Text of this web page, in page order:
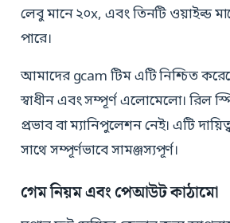
লেবু মানে ২০x, এবং তিনটি ওয়াইল্ড
পারে।
আমাদের gcam টিম এটি নিশ্চিত
স্বাধীন এবং সম্পূর্ণ এলোমেলো। রিল
প্রভাব বা ম্যানিপুলেশন নেই। এটি
সাথে সম্পূর্ণভাবে সামঞ্জস্যপূর্ণ।
গেম নিয়ম এবং পেআউট কাঠামো